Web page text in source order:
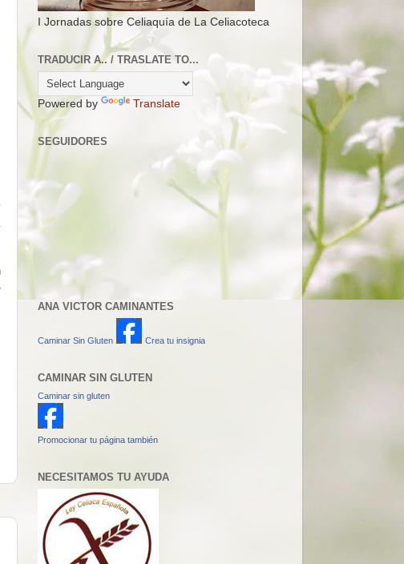
I Jornadas sobre Celiaquía de La Celiacoteca
TRADUCIR A.. / TRASLATE TO...
Powered by Translate
SEGUIDORES
ANA VICTOR CAMINANTES
Caminar Sin Gluten Crea tu insignia
CAMINAR SIN GLUTEN
Caminar sin gluten
Promocionar tu página también
NECESITAMOS TU AYUDA